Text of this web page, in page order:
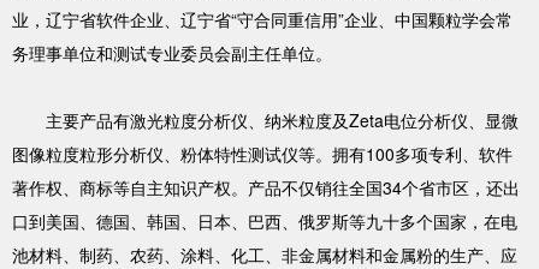
业，辽宁省软件企业、辽宁省“守合同重信用”企业、中国颗粒学会常
务理事单位和测试专业委员会副主任单位。
主要产品有激光粒度分析仪、纳米粒度及Zeta电位分析仪、显微
图像粒度粒形分析仪、粉体特性测试仪等。拥有100多项专利、软件
著作权、商标等自主知识产权。产品不仅销往全国34个省市区，还出
口到美国、德国、韩国、日本、巴西、俄罗斯等九十多个国家，在电
池材料、制药、农药、涂料、化工、非金属材料和金属粉的生产、应